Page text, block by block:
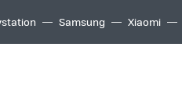
Samsung Xiaomi